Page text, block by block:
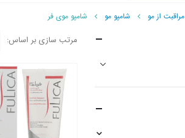
مراقبت از مو شامپو مو شامپو موی فر
مرتب سازی بر اساس: